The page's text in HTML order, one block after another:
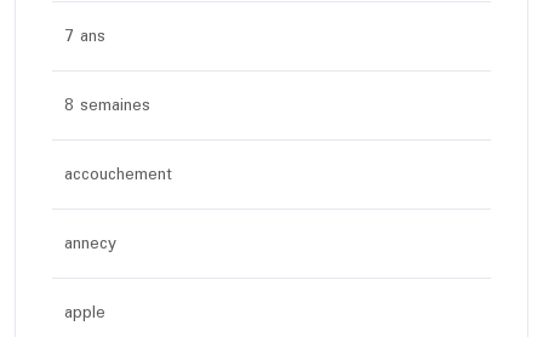
7 ans
8 semaines
accouchement
annecy
apple